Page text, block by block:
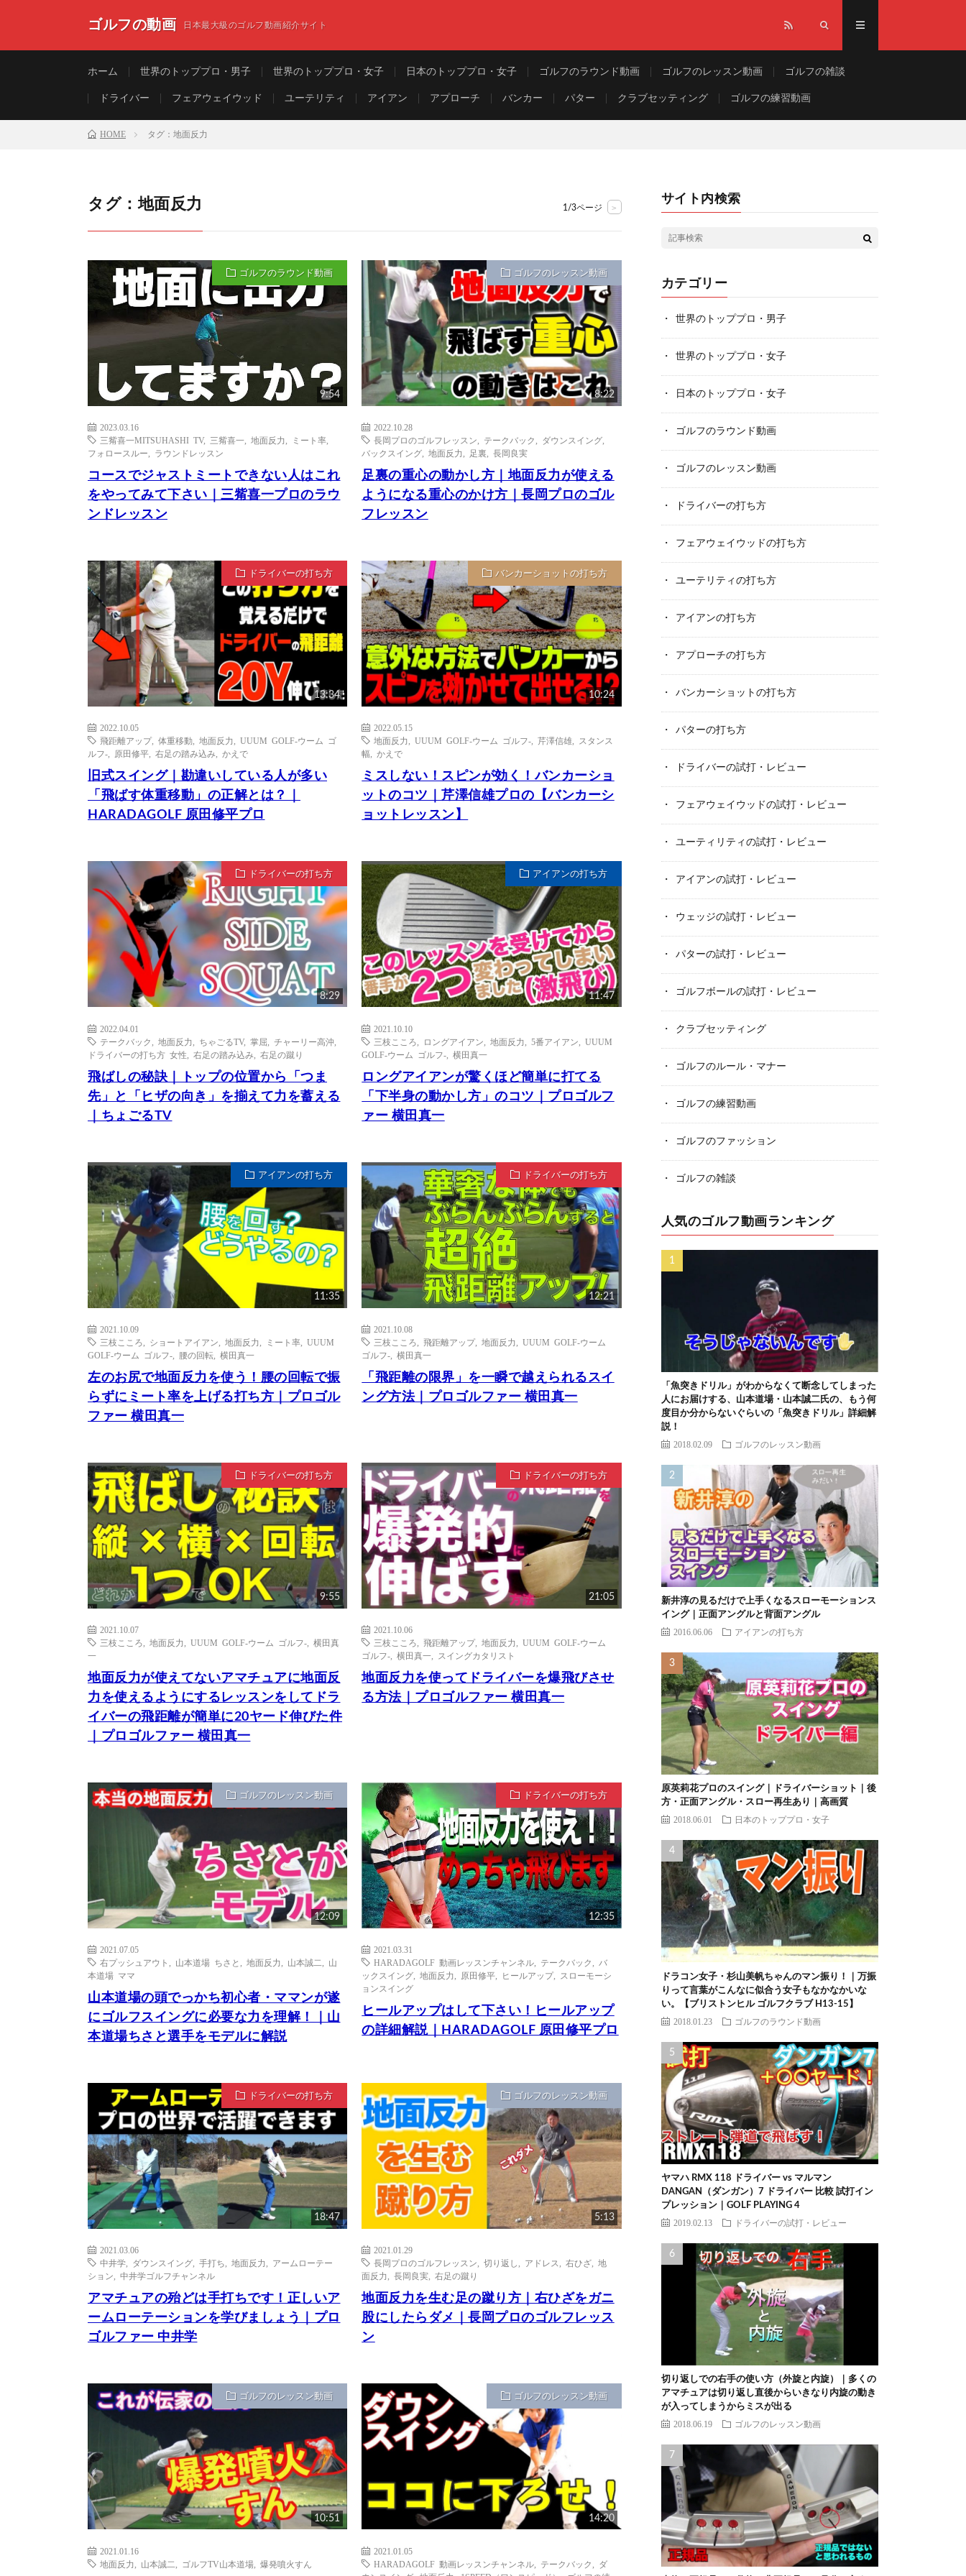
ゴルフの動画 日本最大級のゴルフ動画紹介サイト
ホーム 世界のトッププロ・男子 世界のトッププロ・女子 日本のトッププロ・女子 ゴルフのラウンド動画 ゴルフのレッスン動画 ゴルフの雑談
ドライバー フェアウェイウッド ユーテリティ アイアン アプローチ バンカー パター クラブセッティング ゴルフの練習動画
HOME タグ：地面反力
タグ：地面反力 1/3ページ >
ゴルフのラウンド動画
9:54
2023.03.16
三觜喜一MITSUHASHI TV, 三觜喜一 地面反力 ミート率
フォロースルー
ラウンドレッスン
コースでジャストミートできない人はこれ
をやってみて下さい｜三觜喜一プロのラウ
ンドレッスン
ゴルフのレッスン動画
8:22
2022.10.28
長岡プロのゴルフレッスン
テークバック ダウンスイング
バックスイング ,地面反力 足裏 ,長岡良実
足裏の重心の動かし方｜地面反力が使える
ようになる重心のかけ方｜長岡プロのゴル
フレッスン
ドライバーの打ち方
13:34
2022.10.05
飛距離アップ, 体重移動 地面反力
UUUM GOLF-ウーム ゴ
ルフ-
原田修平 右足の踏み込み かえで
旧式スイング｜勘違いしている人が多い
「飛ばす体重移動」の正解とは？｜
HARADAGOLF 原田修平プロ
バンカーショットの打ち方
10:24
2022.05.15
地面反力
,UUUM GOLF-ウーム ゴルフ- ,芹澤信雄
スタンス
幅
,かえで
ミスしない！スピンが効く！バンカーショ
ットのコツ｜芹澤信雄プロの【バンカーシ
ョットレッスン】
ドライバーの打ち方
8:29
2022.04.01
テークバック
地面反力 ちゃごるTV, 掌屈 チャーリー高沖
ドライバーの打ち方 女性
右足の踏み込み 右足の蹴り
飛ばしの秘訣｜トップの位置から「つま
先」と「ヒザの向き」を揃えて力を蓄える
｜ちょごるTV
アイアンの打ち方
11:47
2021.10.10
三枝こころ
ロングアイアン ,地面反力 5番アイアン ,UUUM
GOLF-ウーム ゴルフ- ,横田真一
ロングアイアンが驚くほど簡単に打てる
「下半身の動かし方」のコツ｜プロゴルフ
ァー 横田真一
アイアンの打ち方
11:35
2021.10.09
三枝こころ
ショートアイアン 地面反力 ミート率
UUUM
GOLF-ウーム ゴルフ-
腰の回転 横田真一
左のお尻で地面反力を使う！腰の回転で振
らずにミート率を上げる打ち方｜プロゴル
ファー 横田真一
ドライバーの打ち方
12:21
2021.10.08
三枝こころ
,飛距離アップ,地面反力 ,UUUM GOLF-ウーム
ゴルフ- ,横田真一
「飛距離の限界」を一瞬で越えられるスイ
ング方法｜プロゴルファー 横田真一
ドライバーの打ち方
9:55
2021.10.07
三枝こころ
地面反力 UUUM GOLF-ウーム ゴルフ-
横田真
一
地面反力が使えてないアマチュアに地面反
力を使えるようにするレッスンをしてドラ
イバーの飛距離が簡単に20ヤード伸びた件
｜プロゴルファー 横田真一
ドライバーの打ち方
21:05
2021.10.06
三枝こころ
,飛距離アップ,地面反力 ,UUUM GOLF-ウーム
ゴルフ- ,横田真一 スイングカタリスト
地面反力を使ってドライバーを爆飛びさせ
る方法｜プロゴルファー 横田真一
ゴルフのレッスン動画
12:09
2021.07.05
右プッシュアウト
山本道場 ちさと 地面反力 山本誠二
山
本道場 ママ
山本道場の頭でっかち初心者・ママンが遂
にゴルフスイングに必要な力を理解！｜山
本道場ちさと選手をモデルに解説
ドライバーの打ち方
12:35
2021.03.31
HARADAGOLF 動画レッスンチャンネル
テークバック
バ
ックスイング ,地面反力 原田修平 ヒールアップ,
スローモーシ
ョンスイング
ヒールアップはして下さい！ヒールアップ
の詳細解説｜HARADAGOLF 原田修平プロ
ドライバーの打ち方
18:47
2021.03.06
中井学
ダウンスイング 手打ち 地面反力
アームローテー
ション
中井学ゴルフチャンネル
アマチュアの殆どは手打ちです！正しいア
ームローテーションを学びましょう｜プロ
ゴルファー 中井学
ゴルフのレッスン動画
5:13
2021.01.29
長岡プロのゴルフレッスン
,切り返し アドレス ,右ひざ ,地
面反力
,長岡良実 ,右足の蹴り
地面反力を生む足の蹴り方｜右ひざをガニ
股にしたらダメ｜長岡プロのゴルフレッス
ン
ゴルフのレッスン動画
10:51
2021.01.16
地面反力
山本誠二 ゴルフTV山本道場 爆発噴火すん
ゴルフのレッスン動画
14:20
2021.01.05
HARADAGOLF 動画レッスンチャンネル
テークバック
ダ
サイト内検索
カテゴリー
世界のトッププロ・男子
世界のトッププロ・女子
日本のトッププロ・女子
ゴルフのラウンド動画
ゴルフのレッスン動画
ドライバーの打ち方
フェアウェイウッドの打ち方
ユーテリティの打ち方
アイアンの打ち方
アプローチの打ち方
バンカーショットの打ち方
パターの打ち方
ドライバーの試打・レビュー
フェアウェイウッドの試打・レビュー
ユーティリティの試打・レビュー
アイアンの試打・レビュー
ウェッジの試打・レビュー
パターの試打・レビュー
ゴルフボールの試打・レビュー
クラブセッティング
ゴルフのルール・マナー
ゴルフの練習動画
ゴルフのファッション
ゴルフの雑談
人気のゴルフ動画ランキング
「魚突きドリル」がわからなくて断念してしまった
人にお届けする、山本道場・山本誠二氏の、もう何
度目か分からないぐらいの「魚突きドリル」詳細解
説！
2018.02.09 ゴルフのレッスン動画
新井淳の見るだけで上手くなるスローモーションス
イング｜正面アングルと背面アングル
2016.06.06 アイアンの打ち方
原英莉花プロのスイング｜ドライバーショット｜後
方・正面アングル・スロー再生あり｜高画質
2018.06.01 日本のトッププロ・女子
ドラコン女子・杉山美帆ちゃんのマン振り！｜万振
りって言葉がこんなに似合う女子もなかなかいな
い。【ブリストンヒル ゴルフクラブ H13-15】
2018.01.23 ゴルフのラウンド動画
ヤマハ RMX 118 ドライバー vs マルマン
DANGAN（ダンガン）7 ドライバー 比較 試打イン
プレッション｜GOLF PLAYING 4
2019.02.13 ドライバーの試打・レビュー
切り返しでの右手の使い方（外旋と内旋）｜多くの
アマチュアは切り返し直後からいきなり内旋の動き
が入ってしまうからミスが出る
2018.06.19 ゴルフのレッスン動画